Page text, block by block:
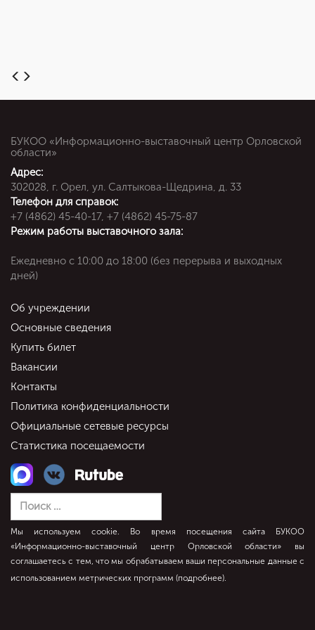
БУКОО «Информационно-выставочный центр Орловской
области»
Адрес:
302028, г. Орел, ул. Салтыкова-Щедрина, д. 33
Телефон для справок:
+7 (4862) 45-40-17, +7 (4862) 45-75-87
Режим работы выставочного зала:
Ежедневно c 10:00 до 18:00 (без перерыва и выходных
дней)
Об учреждении
Основные сведения
Купить билет
Вакансии
Контакты
Политика конфиденциальности
Официальные сетевые ресурсы
Статистика посещаемости
Мы используем cookie. Во время посещения сайта БУКОО
«Информационно-выставочный центр Орловской области» вы
соглашаетесь с тем, что мы обрабатываем ваши персональные данные с
использованием метрических программ (подробнее).